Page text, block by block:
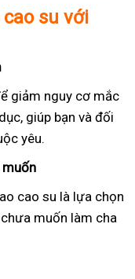
su với
giảm nguy cơ mắc
giúp bạn và đối
yêu.
muốn
cao su là lựa chọn
muốn làm cha